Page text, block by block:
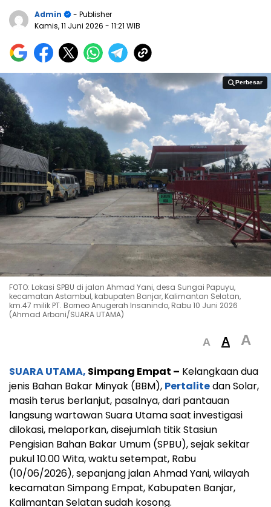
Admin
- Publisher
Kamis, 11 Juni 2026 - 11:21 WIB
Perbesar
Perbesar
FOTO: Lokasi SPBU di jalan Ahmad Yani, desa Sungai Papuyu,
kecamatan Astambul, kabupaten Banjar, Kalimantan Selatan,
km.47 milik PT. Borneo Anugerah Insanindo, Rabu 10 Juni 2026
(Ahmad Arbani/SUARA UTAMA)
A A A
SUARA UTAMA, Simpang Empat – Kelangkaan dua
jenis Bahan Bakar Minyak (BBM), Pertalitedan Solar,
masih terus berlanjut, pasalnya, dari pantauan
langsung wartawan Suara Utama saat investigasi
dilokasi, melaporkan, disejumlah titik Stasiun
Pengisian Bahan Bakar Umum (SPBU), sejak sekitar
pukul 10.00 Wita, waktu setempat, Rabu
(10/06/2026), sepanjang jalan Ahmad Yani, wilayah
kecamatan Simpang Empat, Kabupaten Banjar,
Kalimantan Selatan sudah kosong.